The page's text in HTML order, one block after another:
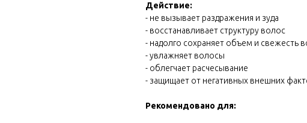
Действие:
- не вызывает раздражения и зуда
- восстанавливает структуру волос
- надолго сохраняет объем и свежесть
- увлажняет волосы
- облегчает расчесывание
- защищает от негативных внешних
Рекомендовано для: